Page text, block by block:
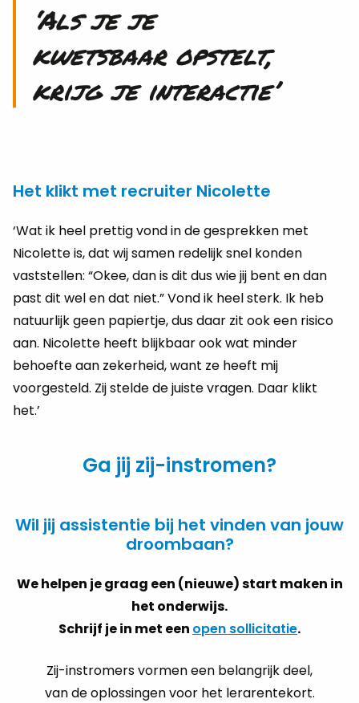
‘Als je je
kwets­baar op­stelt,
krijg je in­ter­ac­tie’
Het klikt met recruiter Nicolette
‘Wat ik heel prettig vond in de gesprekken met
Nicolette is, dat wij samen redelijk snel konden
vaststellen: “Okee, dan is dit dus wie jij bent en dan
past dit wel en dat niet.” Vond ik heel sterk. Ik heb
natuurlijk geen papiertje, dus daar zit ook een risico
aan. Nicolette heeft blijkbaar ook wat minder
behoefte aan zekerheid, want ze heeft mij
voorgesteld. Zij stelde de juiste vragen. Daar klikt
het.’
Ga jij zij-instromen?
Wil jij assistentie bij het vinden van jouw
droombaan?
We helpen je graag een (nieuwe) start maken in
het onderwijs.
Schrijf je in met een open sollicitatie.
Zij-instromers vor­men een be­lang­rijk deel,
van de oplossingen voor het lerarentekort.